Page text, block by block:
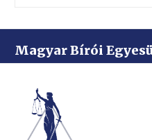
Magyar Bírói